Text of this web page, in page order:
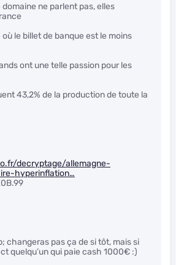
ne parlent pas, elles
où le billet de banque est le moins
ont une telle passion pour les
43,2% de la production de toute la
decryptage/allemagne-
hyperinflation…
changeras pas ça de si tôt, mais si
quelqu’un qui paie cash 1000€ :)